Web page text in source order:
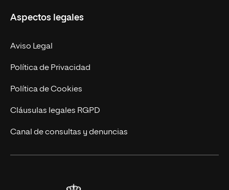
Doctorados
Experto Universitario
Postgrados
Cursos Universitarios
Facultades
Nuestro Equipo
Trabaja en UNIR
Actualidad
UNIR Revista
Eventos
Aspectos legales
Aviso Legal
Política de Privacidad
Política de Cookies
Cláusulas legales RGPD
Canal de consultas y denuncias